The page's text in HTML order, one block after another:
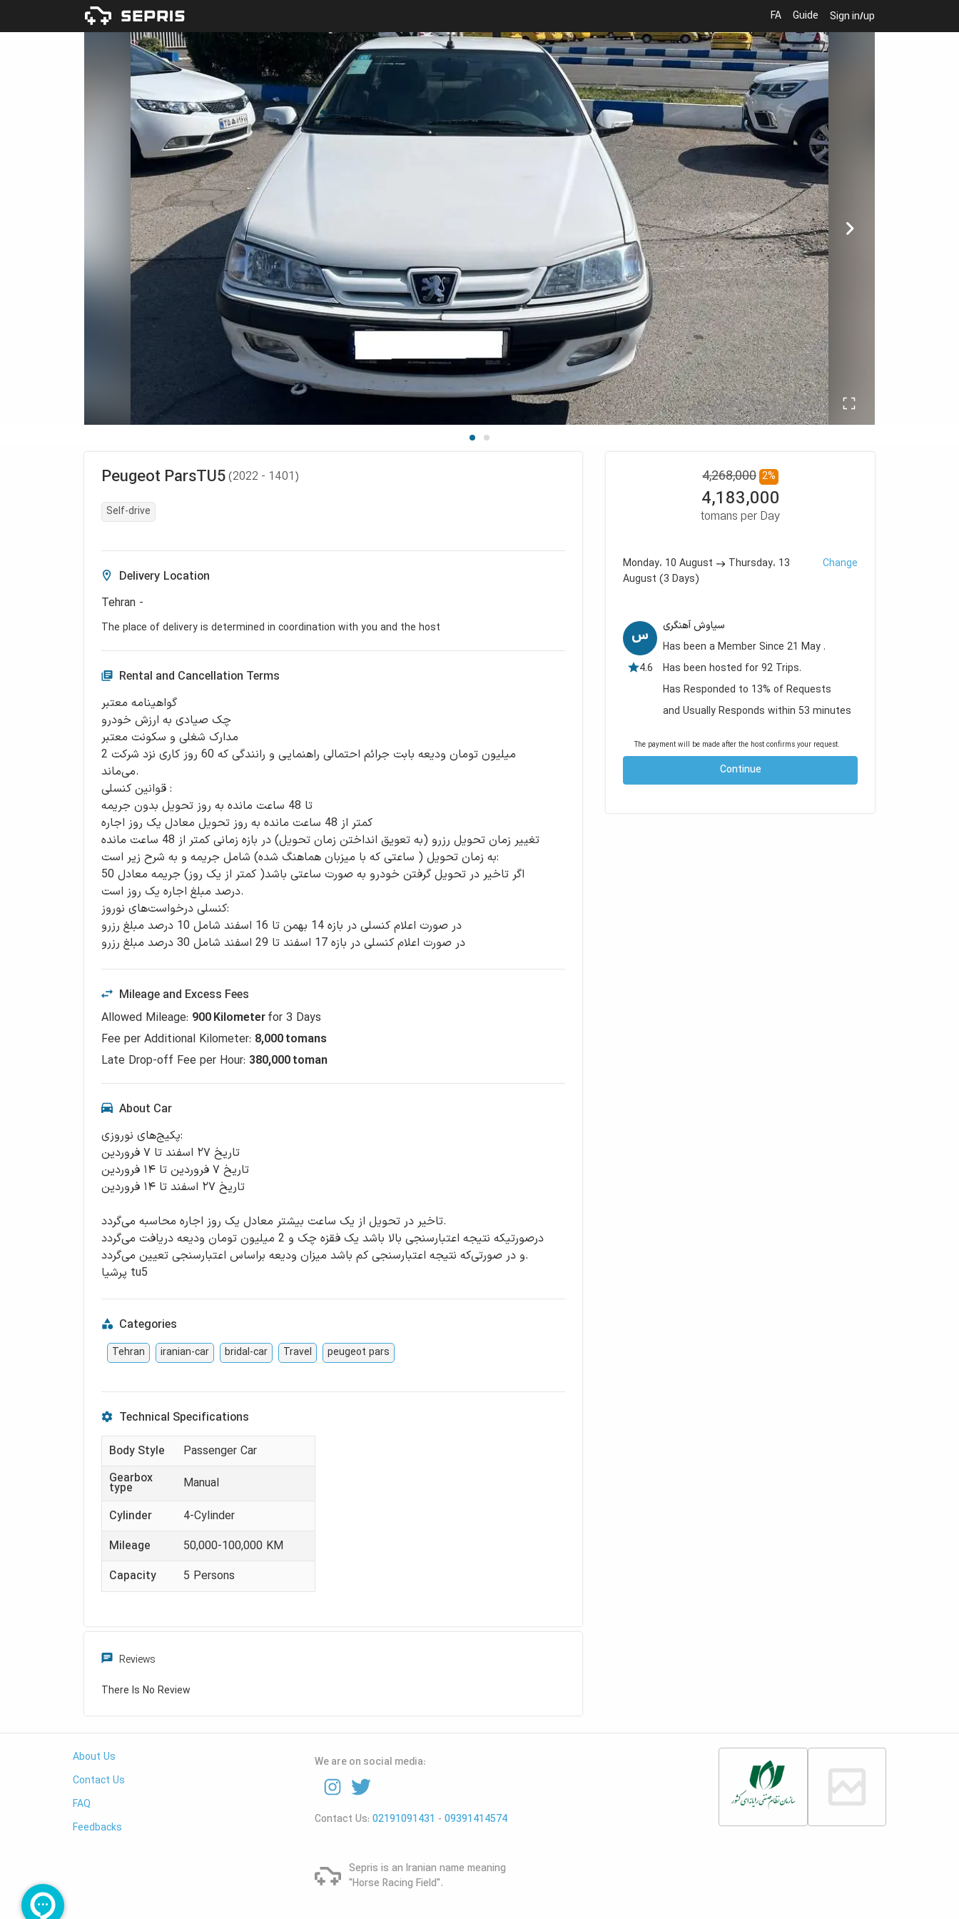
FA Guide Sign in/up
Peugeot ParsTU5(2022 - 1401)
Self-drive
Delivery Location
Tehran -
The place of delivery is determined in coordination with you and the host
Rental and Cancellation Terms
گواهینامه معتبر
چک صیادی به ارزش خودرو
مدارک شغلی و سکونت معتبر
2 میلیون تومان ودیعه بابت جرائم احتمالی راهنمایی و رانندگی که 60 روز کاری نزد شرکت
می‌ماند.
قوانین کنسلی :
تا 48 ساعت مانده به روز تحویل بدون جریمه
کمتر از 48 ساعت مانده به روز تحویل معادل یک روز اجاره
تغییر زمان تحویل رزرو (به تعویق انداختن زمان تحویل) در بازه زمانی کمتر از 48 ساعت مانده
به زمان تحویل ( ساعتی که با میزبان هماهنگ شده) شامل جریمه و به شرح زیر است:
اگر تاخیر در تحویل گرفتن خودرو به صورت ساعتی باشد( کمتر از یک روز) جریمه معادل 50
درصد مبلغ اجاره یک روز است.
کنسلی درخواست‌های نوروز:
در صورت اعلام کنسلی در بازه 14 بهمن تا 16 اسفند شامل 10 درصد مبلغ رزرو
در صورت اعلام کنسلی در بازه 17 اسفند تا 29 اسفند شامل 30 درصد مبلغ رزرو
Mileage and Excess Fees
Allowed Mileage: 900Kilometerfor 3 Days
Fee per Additional Kilometer: 8,000tomans
Late Drop-off Fee per Hour: 380,000 toman
About Car
پکیج‌های نوروزی:
تاریخ ۲۷ اسفند تا ۷ فروردین
تاریخ ۷ فروردین تا ۱۴ فروردین
تاریخ ۲۷ اسفند تا ۱۴ فروردین
تاخیر در تحویل از یک ساعت بیشتر معادل یک روز اجاره محاسبه می‌گردد.
درصورتیکه نتیجه اعتبارسنجی بالا باشد یک فقزه چک و 2 میلیون تومان ودیعه دریافت می‌گردد
و در صورتی‌که نتیجه اعتبارسنجی کم باشد میزان ودیعه براساس اعتبارسنجی تعیین می‌‌گردد.
پرشیا tu5
Categories
Tehran iranian-car bridal-car Travel peugeot pars
Technical Specifications
Body Style
Passenger Car
Gearbox
type
Manual
Cylinder
4-Cylinder
Mileage
50,000-100,000 KM
Capacity
5 Persons
4,268,000 2%
4,183,000
tomans per Day
Monday، 10 August Thursday، 13
August (3 Days)
Change
4.6
سیاوش آهنگری
Has been a Member Since 21 May .
Has been hosted for 92 Trips.
Has Responded to 13% of Requests
and Usually Responds within 53 minutes
The payment will be made after the host confirms your request.
Continue
Reviews
There Is No Review
About Us
Contact Us
FAQ
Feedbacks
We are on social media:
Contact Us: 02191091431 - 09391414574
Sepris is an Iranian name meaning
"Horse Racing Field".